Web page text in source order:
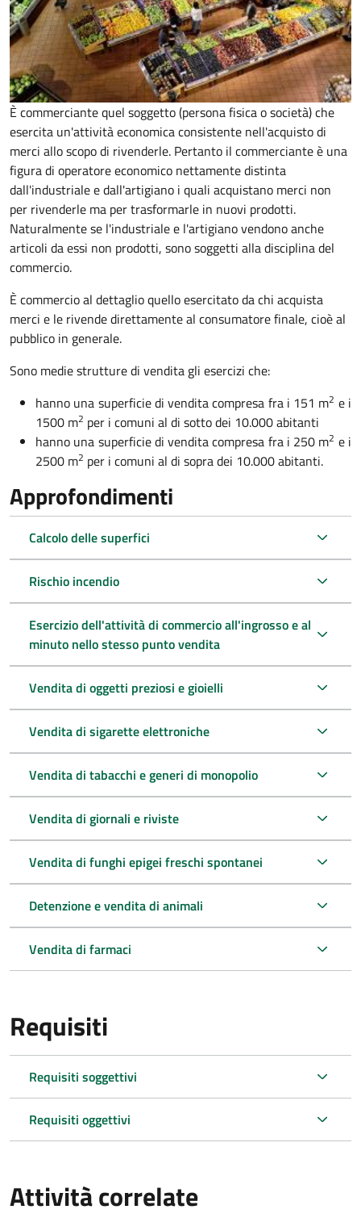
È commerciante quel soggetto (persona fisica o società) che
esercita un'attività economica consistente nell'acquisto di
merci allo scopo di rivenderle. Pertanto il commerciante è una
figura di operatore economico nettamente distinta
dall'industriale e dall'artigiano i quali acquistano merci non
per rivenderle ma per trasformarle in nuovi prodotti.
Naturalmente se l'industriale e l'artigiano vendono anche
articoli da essi non prodotti, sono soggetti alla disciplina del
commercio.
È commercio al dettaglio quello esercitato da chi acquista
merci e le rivende direttamente al consumatore finale, cioè al
pubblico in generale.
Sono medie strutture di vendita gli esercizi che:
hanno una superficie di vendita compresa fra i 151 m2 e i
1500 m2 per i comuni al di sotto dei 10.000 abitanti
hanno una superficie di vendita compresa fra i 250 m2 e i
2500 m2 per i comuni al di sopra dei 10.000 abitanti.
Approfondimenti
Calcolo delle superfici
Rischio incendio
Esercizio dell'attività di commercio all'ingrosso e al
minuto nello stesso punto vendita
Vendita di oggetti preziosi e gioielli
Vendita di sigarette elettroniche
Vendita di tabacchi e generi di monopolio
Vendita di giornali e riviste
Vendita di funghi epigei freschi spontanei
Detenzione e vendita di animali
Vendita di farmaci
Requisiti
Requisiti soggettivi
Requisiti oggettivi
Attività correlate